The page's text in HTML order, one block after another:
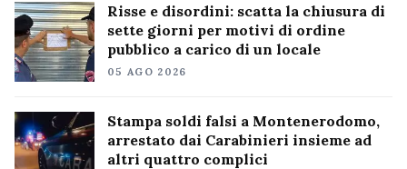
Risse e disordini: scatta la chiusura di
sette giorni per motivi di ordine
pubblico a carico di un locale
05 AGO 2026
Stampa soldi falsi a Montenerodomo,
arrestato dai Carabinieri insieme ad
altri quattro complici